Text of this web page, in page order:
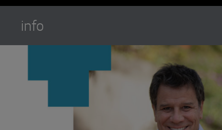
infoSuscríbete a
Utiliza cualquiera de tus clietes
recibir los nuevos episodios al